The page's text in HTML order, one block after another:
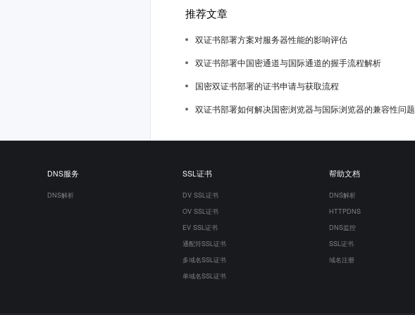
推荐文章
双证书部署方案对服务器性能的影响评估
双证书部署中国密通道与国际通道的握手流程解析
国密双证书部署的证书申请与获取流程
双证书部署如何解决国密浏览器与国际浏览器的兼容性问题
DNS服务
DNS解析
SSL证书
DV SSL证书
OV SSL证书
EV SSL证书
通配符SSL证书
多域名SSL证书
单域名SSL证书
帮助文档
DNS解析
HTTPDNS
DNS监控
SSL证书
域名注册